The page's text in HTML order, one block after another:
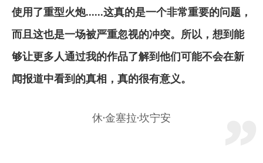
使用了重型火炮......这真的是一个非常重要的问题，
而且这也是一场被严重忽视的冲突。所以，想到能
够让更多人通过我的作品了解到他们可能不会在新
闻报道中看到的真相，真的很有意义。
休·金塞拉·坎宁安